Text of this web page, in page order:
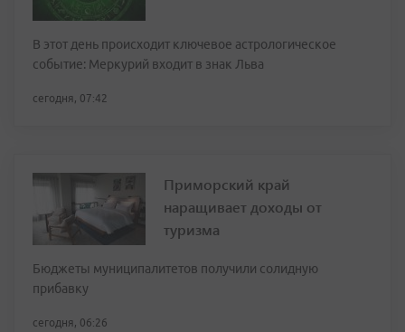
В этот день происходит ключевое астрологическое
событие: Меркурий входит в знак Льва
сегодня, 07:42
Приморский край
наращивает доходы от
туризма
Бюджеты муниципалитетов получили солидную
прибавку
сегодня, 06:26